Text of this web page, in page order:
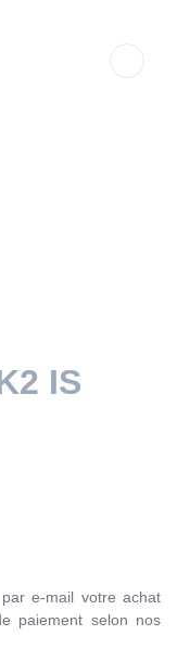
IS
par e-mail votre
et de paiement